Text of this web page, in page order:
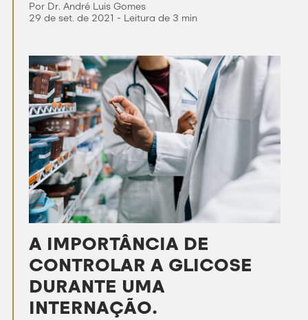
Por Dr. André Luis Gomes
29 de set. de 2021 - Leitura de 3 min
A IMPORTÂNCIA DE
CONTROLAR A GLICOSE
DURANTE UMA
INTERNAÇÃO.